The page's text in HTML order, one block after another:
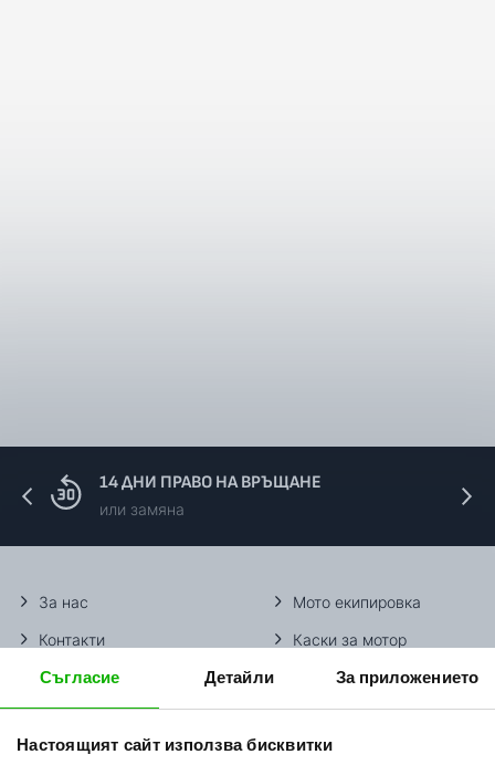
Съгласие Детайли За приложението
Настоящият сайт използва бисквитки
14 ДНИ ПРАВО НА ВРЪЩАНЕ
или замяна
За нас
Контакти
Методи доставка
Начини плащане
Връщане на стока
Мото екипировка
Каски за мотор
Ботуши за мотор
Гуми за мотор
Очила за мотор